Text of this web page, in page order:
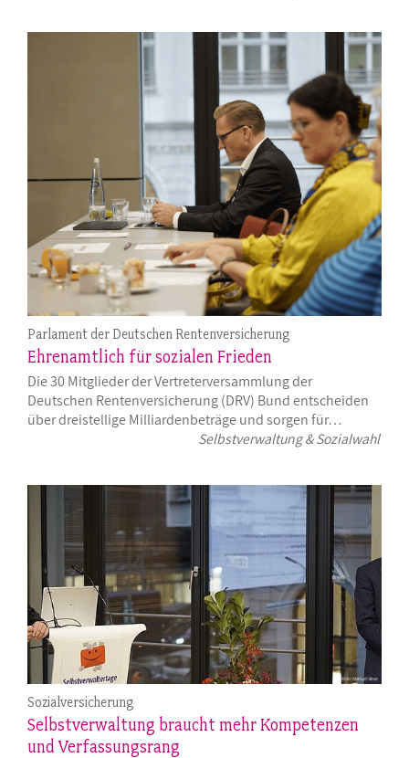
Selbstverwaltung & Sozialwahl
Parlament der Deutschen Rentenversicherung
Ehrenamtlich für sozialen Frieden
Die 30 Mitglieder der Vertreterversammlung der
Deutschen Rentenversicherung (DRV) Bund entscheiden
über dreistellige Milliardenbeträge und sorgen für…
Sozialversicherung
Selbstverwaltung braucht mehr Kompetenzen
und Verfassungsrang